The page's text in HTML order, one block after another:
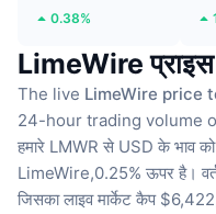
0.38%
LimeWire प्राइस
The live LimeWire price
24-hour trading volume
हमारे LMWR से USD के भाव
LimeWire,0.25% ऊपर है।
जिसका लाइव मार्केट कैप